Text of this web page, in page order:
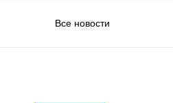
Все новости